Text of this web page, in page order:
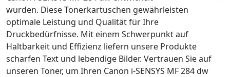
wurden. Diese Tonerkartuschen gewährleisten
optimale Leistung und Qualität für Ihre
Druckbedürfnisse. Mit einem Schwerpunkt auf
Haltbarkeit und Effizienz liefern unsere Produkte
scharfen Text und lebendige Bilder. Vertrauen Sie auf
unseren Toner, um Ihren Canon i-SENSYS MF 284 dw